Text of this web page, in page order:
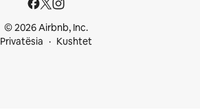
© 2026 Airbnb, Inc.
Privatësia
Kushtet